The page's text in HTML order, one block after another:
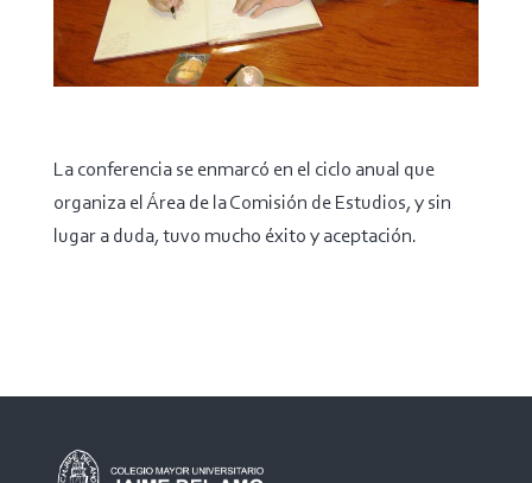
La conferencia se enmarcó en el ciclo anual que
organiza el Área de la Comisión de Estudios, y sin
lugar a duda, tuvo mucho éxito y aceptación.